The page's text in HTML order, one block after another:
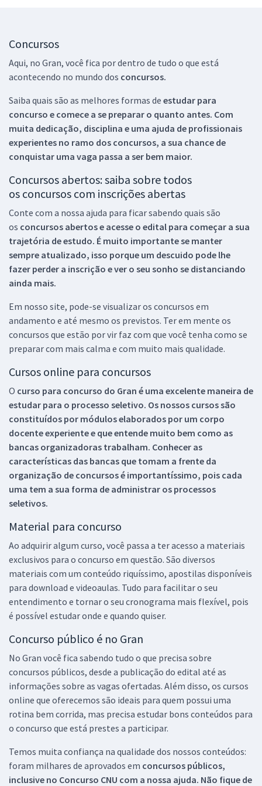
Concursos
Aqui, no Gran, você fica por dentro de tudo o que está
acontecendo no mundo dos concursos.
Saiba quais são as melhores formas de estudar para
concurso e comece a se preparar o quanto antes. Com
muita dedicação, disciplina e uma ajuda de profissionais
experientes no ramo dos concursos, a sua chance de
conquistar uma vaga passa a ser bem maior.
Concursos abertos: saiba sobre todos
os concursos com inscrições abertas
Conte com a nossa ajuda para ficar sabendo quais são
os concursos abertos e acesse o edital para começar a sua
trajetória de estudo. É muito importante se manter
sempre atualizado, isso porque um descuido pode lhe
fazer perder a inscrição e ver o seu sonho se distanciando
ainda mais.
Em nosso site, pode-se visualizar os concursos em
andamento e até mesmo os previstos. Ter em mente os
concursos que estão por vir faz com que você tenha como se
preparar com mais calma e com muito mais qualidade.
Cursos online para concursos
O curso para concurso do Gran é uma excelente maneira de
estudar para o processo seletivo. Os nossos cursos são
constituídos por módulos elaborados por um corpo
docente experiente e que entende muito bem como as
bancas organizadoras trabalham. Conhecer as
características das bancas que tomam a frente da
organização de concursos é importantíssimo, pois cada
uma tem a sua forma de administrar os processos
seletivos.
Material para concurso
Ao adquirir algum curso, você passa a ter acesso a materiais
exclusivos para o concurso em questão. São diversos
materiais com um conteúdo riquíssimo, apostilas disponíveis
para download e videoaulas. Tudo para facilitar o seu
entendimento e tornar o seu cronograma mais flexível, pois
é possível estudar onde e quando quiser.
Concurso público é no Gran
No Gran você fica sabendo tudo o que precisa sobre
concursos públicos, desde a publicação do edital até as
informações sobre as vagas ofertadas. Além disso, os cursos
online que oferecemos são ideais para quem possui uma
rotina bem corrida, mas precisa estudar bons conteúdos para
o concurso que está prestes a participar.
Temos muita confiança na qualidade dos nossos conteúdos:
foram milhares de aprovados em concursos públicos,
inclusive no Concurso CNU com a nossa ajuda. Não fique de